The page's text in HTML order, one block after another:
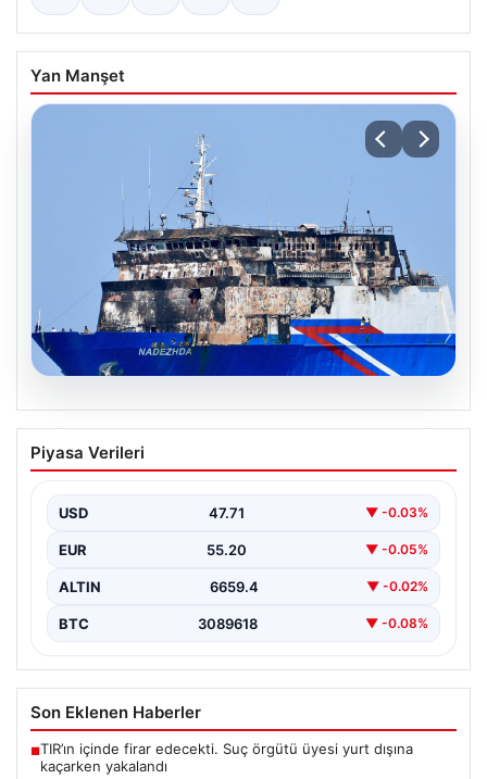
Yan Manşet
Karadeniz’de vurulan gemiden ilk
görüntü: Türkiye’ye ulaştı ve saldırının
Son dakika gelişmesiyle, Karadeniz’de saldırıya uğrayan
…
Piyasa Verileri
USD 47.71 ▼ -0.03%
EUR 55.20 ▼ -0.05%
ALTIN 6659.4 ▼ -0.02%
BTC 3089618 ▼ -0.08%
Son Eklenen Haberler
■TIR’ın içinde firar edecekti. Suç örgütü üyesi yurt dışına
kaçarken yakalandı